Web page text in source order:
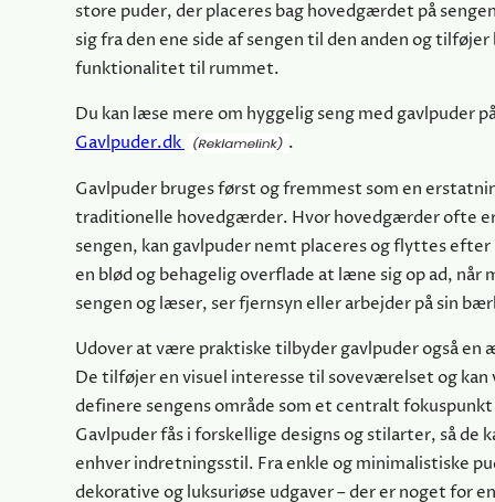
store puder, der placeres bag hovedgærdet på
sig fra den ene side af sengen til den anden og tilføjer
funktionalitet til rummet.
Du kan læse mere om hyggelig seng med gavlpuder
Gavlpuder.dk
.
Gavlpuder bruges først og fremmest som en
traditionelle hovedgærder. Hvor hovedgærder ofte
sengen, kan gavlpuder nemt placeres og flyttes
en blød og behagelig overflade at læne sig op ad, når
sengen og læser, ser fjernsyn eller arbejder på sin
Udover at være praktiske tilbyder gavlpuder også
De tilføjer en visuel interesse til soveværelset og
definere sengens område som et centralt
Gavlpuder fås i forskellige designs og stilarter, så de
enhver indretningsstil. Fra enkle og minimalistiske
dekorative og luksuriøse udgaver – der er noget for